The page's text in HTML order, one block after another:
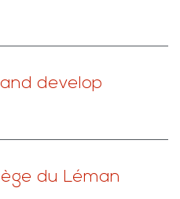
develop
du Léman